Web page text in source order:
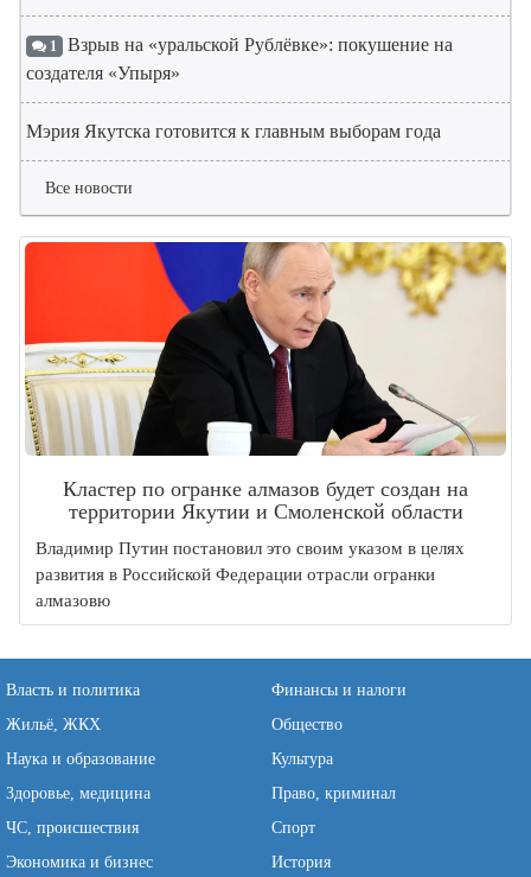
1 Взрыв на «уральской Рублёвке»: покушение на
создателя «Упыря»
Мэрия Якутска готовится к главным выборам года
Все новости
Кластер по огранке алмазов будет создан на
территории Якутии и Смоленской области
Владимир Путин постановил это своим указом в целях
развития в Российской Федерации отрасли огранки
алмазовю
Власть и политика
Финансы и налоги
Жильё, ЖКХ
Общество
Наука и образование
Культура
Здоровье, медицина
Право, криминал
ЧС, происшествия
Спорт
Экономика и бизнес
История